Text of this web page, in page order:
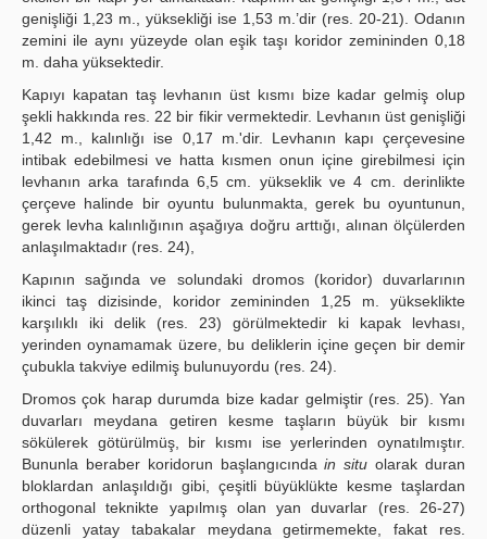
genişliği 1,23 m., yüksekliği ise 1,53 m.’dir (res. 20-21). Odanın
zemini ile aynı yüzeyde olan eşik taşı koridor zemininden 0,18
m. daha yüksektedir.
Kapıyı kapatan taş levhanın üst kısmı bize kadar gelmiş olup
şekli hakkında res. 22 bir fikir vermektedir. Levhanın üst genişliği
1,42 m., kalınlığı ise 0,17 m.'dir. Levhanın kapı çerçevesine
intibak edebilmesi ve hatta kısmen onun içine girebilmesi için
levhanın arka tarafında 6,5 cm. yükseklik ve 4 cm. derinlikte
çerçeve halinde bir oyuntu bulunmakta, gerek bu oyuntunun,
gerek levha kalınlığının aşağıya doğru arttığı, alınan ölçülerden
anlaşılmaktadır (res. 24),
Kapının sağında ve solundaki dromos (koridor) duvarlarının
ikinci taş dizisinde, koridor zemininden 1,25 m. yükseklikte
karşılıklı iki delik (res. 23) görülmektedir ki kapak levhası,
yerinden oynamamak üzere, bu deliklerin içine geçen bir demir
çubukla takviye edilmiş bulunuyordu (res. 24).
Dromos çok harap durumda bize kadar gelmiştir (res. 25). Yan
duvarları meydana getiren kesme taşların büyük bir kısmı
sökülerek götürülmüş, bir kısmı ise yerlerinden oynatılmıştır.
Bununla beraber koridorun başlangıcındain situ olarak duran
bloklardan anlaşıldığı gibi, çeşitli büyüklükte kesme taşlardan
orthogonal teknikte yapılmış olan yan duvarlar (res. 26-27)
düzenli yatay tabakalar meydana getirmemekte, fakat res.